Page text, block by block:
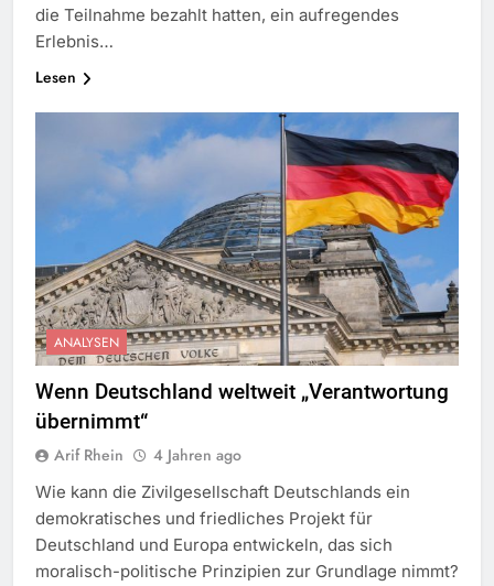
die Teilnahme bezahlt hatten, ein aufregendes
Erlebnis…
Lesen
ANALYSEN
Wenn Deutschland weltweit „Verantwortung
übernimmt“
Arif Rhein 4 Jahren ago
Wie kann die Zivilgesellschaft Deutschlands ein
demokratisches und friedliches Projekt für
Deutschland und Europa entwickeln, das sich
moralisch-politische Prinzipien zur Grundlage nimmt?